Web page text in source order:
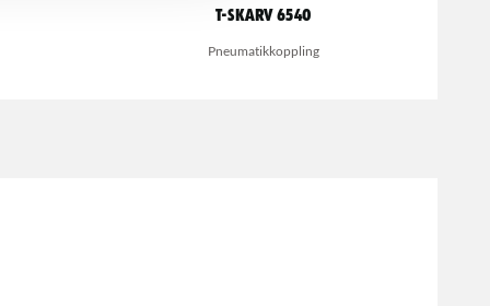
T-skarv 6540
Pneumatikkoppling